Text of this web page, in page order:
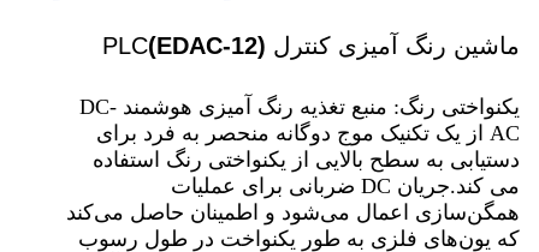
ماشین رنگ آمیزی کنترل PLC (EDAC-12)
یکنواختی رنگ: منبع تغذیه رنگ آمیزی هوشمند DC-
AC از یک تکنیک موج دوگانه منحصر به فرد برای
دستیابی به سطح بالایی از یکنواختی رنگ استفاده
می کند.جریان DC ضربانی برای عملیات
همگن‌سازی اعمال می‌شود و اطمینان حاصل می‌کند
که یون‌های فلزی به طور یکنواخت در طول رسوب